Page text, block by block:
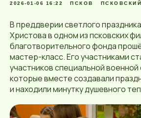
2026-01-06 16:22 ПСКОВ
В преддверии светлого
Христова в одном из псковских
благотворительного фонда
мастер-класс. Его участниками
участников специальной военной
которые вместе создавали
и находили минутку душевного